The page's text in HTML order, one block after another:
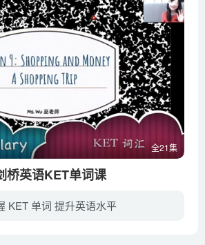
全21集
桥英语KET单词课
KET 单词 提升英语水平